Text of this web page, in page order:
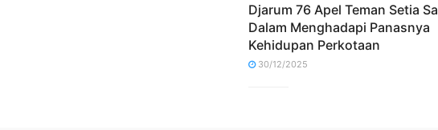
Djarum 76 Apel Teman Setia
Dalam Menghadapi Panasnya
Kehidupan Perkotaan
30/12/2025